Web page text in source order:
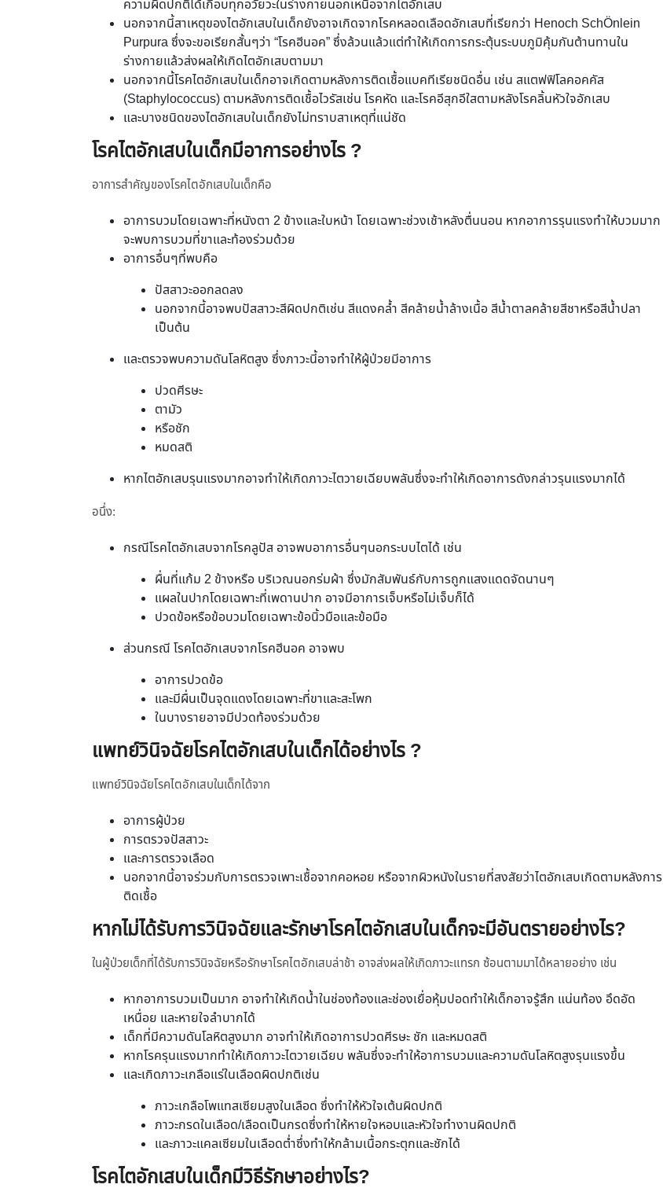
ความผิดปกติได้เกือบทุกอวัยวะในร่างกายนอกเหนือจากไตอักเสบ
นอกจากนี้สาเหตุของไตอักเสบในเด็กยังอาจเกิดจากโรคหลอดเลือดอักเสบที่เรียกว่า Henoch SchÖnlein
Purpura ซึ่งจะขอเรียกสั้นๆว่า “โรคฮีนอค” ซึ่งล้วนแล้วแต่ทำให้เกิดการกระตุ้นระบบภูมิคุ้มกันต้านทานใน
ร่างกายแล้วส่งผลให้เกิดไตอักเสบตามมา
นอกจากนี้โรคไตอักเสบในเด็กอาจเกิดตามหลังการติดเชื้อแบคทีเรียชนิดอื่น เช่น สแตฟฟิโลคอคคัส
(Staphylococcus) ตามหลังการติดเชื้อไวรัสเช่น โรคหัด และโรคอีสุกอีใสตามหลังโรคลิ้นหัวใจอักเสบ
และบางชนิดของไตอักเสบในเด็กยังไม่ทราบสาเหตุที่แน่ชัด
โรคไตอักเสบในเด็กมีอาการอย่างไร ?
อาการสำคัญของโรคไตอักเสบในเด็กคือ
อาการบวมโดยเฉพาะที่หนังตา 2 ข้างและใบหน้า โดยเฉพาะช่วงเช้าหลังตื่นนอน หากอาการรุนแรงทำให้บวมมาก
จะพบการบวมที่ขาและท้องร่วมด้วย
อาการอื่นๆที่พบคือ
ปัสสาวะออกลดลง
นอกจากนี้อาจพบปัสสาวะสีผิดปกติเช่น สีแดงคล้ำ สีคล้ายน้ำล้างเนื้อ สีน้ำตาลคล้ายสีชาหรือสีน้ำปลา
เป็นต้น
และตรวจพบความดันโลหิตสูง ซึ่งภาวะนี้อาจทำให้ผู้ป่วยมีอาการ
ปวดศีรษะ
ตามัว
หรือชัก
หมดสติ
หากไตอักเสบรุนแรงมากอาจทำให้เกิดภาวะไตวายเฉียบพลันซึ่งจะทำให้เกิดอาการดังกล่าวรุนแรงมากได้
อนึ่ง:
กรณีโรคไตอักเสบจากโรคลูปัส อาจพบอาการอื่นๆนอกระบบไตได้ เช่น
ผื่นที่แก้ม 2 ข้างหรือ บริเวณนอกร่มผ้า ซึ่งมักสัมพันธ์กับการถูกแสงแดดจัดนานๆ
แผลในปากโดยเฉพาะที่เพดานปาก อาจมีอาการเจ็บหรือไม่เจ็บก็ได้
ปวดข้อหรือข้อบวมโดยเฉพาะข้อนิ้วมือและข้อมือ
ส่วนกรณี โรคไตอักเสบจากโรคฮีนอค อาจพบ
อาการปวดข้อ
และมีผื่นเป็นจุดแดงโดยเฉพาะที่ขาและสะโพก
ในบางรายอาจมีปวดท้องร่วมด้วย
แพทย์วินิจฉัยโรคไตอักเสบในเด็กได้อย่างไร ?
แพทย์วินิจฉัยโรคไตอักเสบในเด็กได้จาก
อาการผู้ป่วย
การตรวจปัสสาวะ
และการตรวจเลือด
นอกจากนี้อาจร่วมกับการตรวจเพาะเชื้อจากคอหอย หรือจากผิวหนังในรายที่สงสัยว่าไตอักเสบเกิดตามหลังการ
ติดเชื้อ
หากไม่ได้รับการวินิจฉัยและรักษาโรคไตอักเสบในเด็กจะมีอันตรายอย่างไร?
ในผู้ป่วยเด็กที่ได้รับการวินิจฉัยหรือรักษาโรคไตอักเสบล่าช้า อาจส่งผลให้เกิดภาวะแทรก ซ้อนตามมาได้หลายอย่าง เช่น
หากอาการบวมเป็นมาก อาจทำให้เกิดน้ำในช่องท้องและช่องเยื่อหุ้มปอดทำให้เด็กอาจรู้สึก แน่นท้อง อึดอัด
เหนื่อย และหายใจลำบากได้
เด็กที่มีความดันโลหิตสูงมาก อาจทำให้เกิดอาการปวดศีรษะ ชัก และหมดสติ
หากโรครุนแรงมากทำให้เกิดภาวะไตวายเฉียบ พลันซึ่งจะทำให้อาการบวมและความดันโลหิตสูงรุนแรงขึ้น
และเกิดภาวะเกลือแร่ในเลือดผิดปกติเช่น
ภาวะเกลือโพแทสเซียมสูงในเลือด ซึ่งทำให้หัวใจเต้นผิดปกติ
ภาวะกรดในเลือด/เลือดเป็นกรดซึ่งทำให้หายใจหอบและหัวใจทำงานผิดปกติ
และภาวะแคลเซียมในเลือดต่ำซึ่งทำให้กล้ามเนื้อกระตุกและชักได้
โรคไตอักเสบในเด็กมีวิธีรักษาอย่างไร?